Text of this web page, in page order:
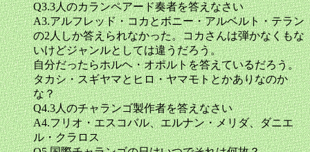
Q3.3人のカランペアード奏者を答えなさい
A3.アルフレッド・コカとボニー・アルベルト・テラン
の2人しか答えられなかった。コカさんは弾かなくもな
いけどジャンルとしては違うだろう。
自分だったらホルヘ・オポルトを答えているだろう。
タカシ・スギヤマとヒロ・ヤマモトとかありなのか
な？
Q4.3人のチャランゴ製作者を答えなさい
A4.フリオ・エスコバル、エルナン・メリダ、ダニエ
ル・クラロス